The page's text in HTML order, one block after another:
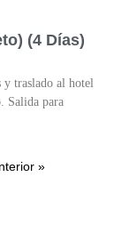
(4 Días)
traslado al hotel
Salida para
»